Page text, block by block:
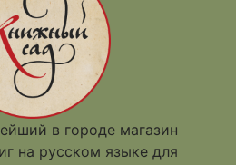
в городе магазин
на русском языке для